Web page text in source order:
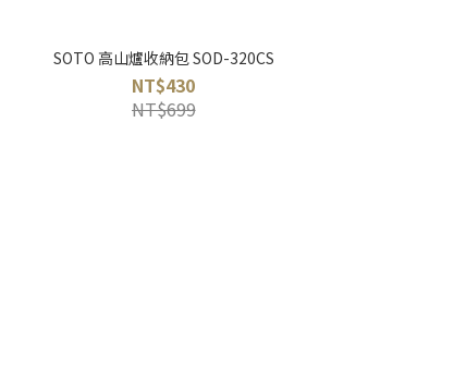
SOTO 高山爐收納包 SOD-320CS
NT$430
NT$699